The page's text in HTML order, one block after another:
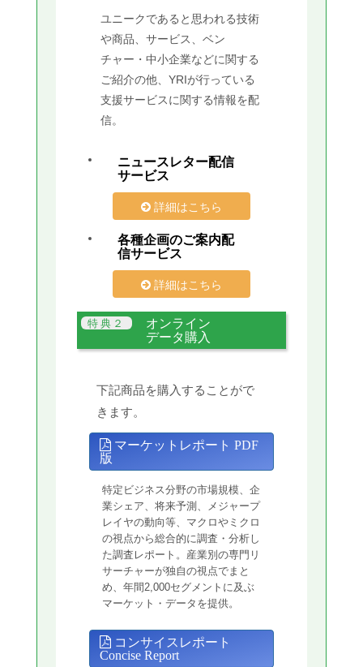
ユニークであると思われる技術
や商品、サービス、ベン
チャー・中小企業などに関する
ご紹介の他、YRIが行っている
支援サービスに関する情報を配
信。
ニュースレター配信
サービス
詳細はこちら
各種企画のご案内配
信サービス
詳細はこちら
オンライン
データ購入
下記商品を購入することがで
きます。
マーケットレポート PDF
版
特定ビジネス分野の市場規模、企
業シェア、将来予測、メジャープ
レイヤの動向等、マクロやミクロ
の視点から総合的に調査・分析し
た調査レポート。産業別の専門リ
サーチャーが独自の視点でまと
め、年間2,000セグメントに及ぶ
マーケット・データを提供。
コンサイスレポート
Concise Report